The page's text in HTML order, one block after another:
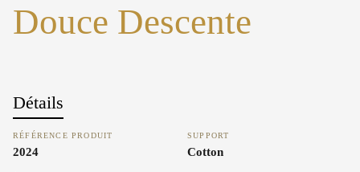
Douce Descente
Détails
RÉFÉRENCE PRODUIT
2024
SUPPORT
Cotton